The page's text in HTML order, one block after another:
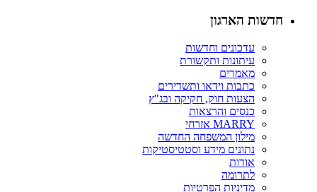
חדשות הארגון
עדכונים וחדשות
עיתונות ותקשורת
מאמרים
כתבות וידאו ותשדירים
הצעות חוק, חקיקה ובג"ץ
כנסים והרצאות
MARRY אזרחי
מילון המשפחה החדשה
נתונים מידע וסטטיסטיקות
אודות
לתרומה
מדיניות הפרטיות